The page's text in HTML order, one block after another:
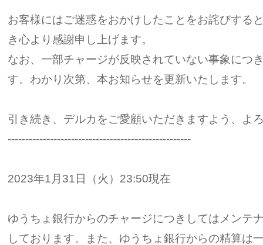
お客様にはご迷惑をおかけしたことをお詫びする
き心より感謝申し上げます。
なお、一部チャージが反映されていない事象につ
す。わかり次第、本お知らせを更新いたします。
引き続き、デルカをご愛顧いただきますよう、よ
----------------------------------------------------
2023年1月31日（火）23:50現在
ゆうちょ銀行からのチャージにつきしてはメンテ
しております。また、ゆうちょ銀行からの精算は